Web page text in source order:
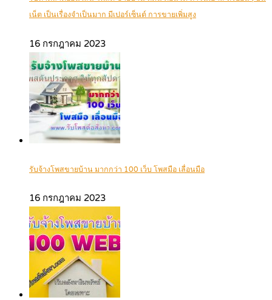
เน็ต เป็นเรื่องจำเป็นมาก มีเปอร์เซ็นต์ การขายเพิ่มสูง
16 กรกฎาคม 2023
รับจ้างโพสขายบ้าน มากกว่า 100 เว็บ โพสมือ เลื่อนมือ
16 กรกฎาคม 2023